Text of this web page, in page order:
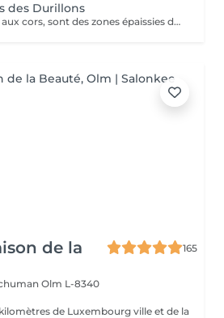
des Durillons
Les durillons, similaires aux cors, sont des zones épaissies de la peau, généralement sur les pieds. Le traitement des durillons consiste à adoucir la peau à l'aide de bains chauds, puis à utiliser une pierre ponce ou une lime pour enlever délicatement les peaux mortes. Des coussinets de protection peuvent être portés pour prévenir leur réapparition.
de la
165
Olm L-8340
de Luxembourg ville et de la